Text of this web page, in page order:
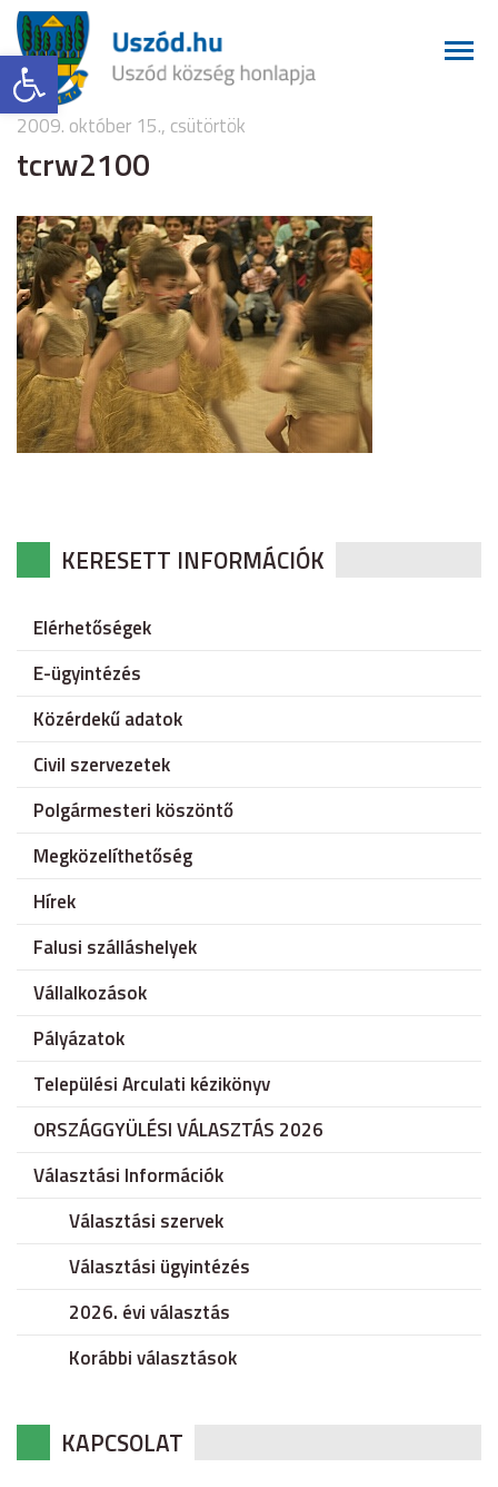
Eszköztár megnyitása
2009. október 15., csütörtök
tcrw2100
KERESETT INFORMÁCIÓK
Elérhetőségek
E-ügyintézés
Közérdekű adatok
Civil szervezetek
Polgármesteri köszöntő
Megközelíthetőség
Hírek
Falusi szálláshelyek
Vállalkozások
Pályázatok
Települési Arculati kézikönyv
ORSZÁGGYÜLÉSI VÁLASZTÁS 2026
Választási Információk
Választási szervek
Választási ügyintézés
2026. évi választás
Korábbi választások
KAPCSOLAT